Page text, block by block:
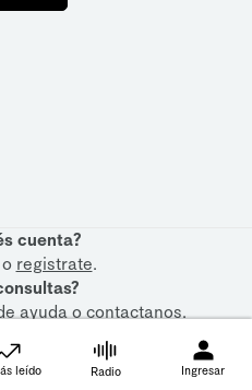
cuenta?
o registrate.
ayudaocontactanos.
leído Radio Ingresar